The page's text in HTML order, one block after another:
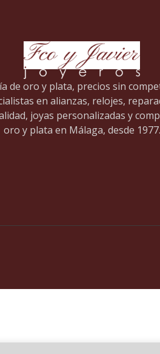
de oro y plata, precios sin
en alianzas, relojes,
joyas personalizadas y
oro y plata en Málaga, desde 1977.